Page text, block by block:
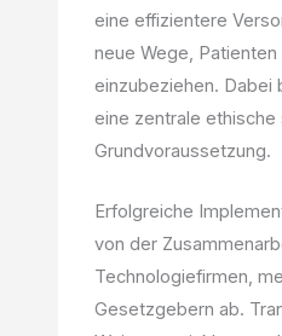
eine effizientere
neue Wege,
einzubeziehen. Dabei
eine zentrale
Grundvoraussetzung.
Erfolgreiche
von der
Technologiefirmen,
Gesetzgebern ab.